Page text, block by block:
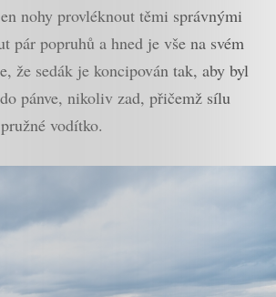
nohy provléknout těmi správnými
pár popruhů a hned je vše na svém
že sedák je koncipován tak, aby byl
pánve, nikoliv zad, přičemž sílu
vodítko.